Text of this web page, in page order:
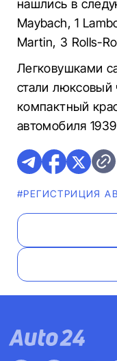
нашлись в
Maybach, 1
Martin, 3 Rolls-
Легковушками
стали люксовый
компактный
автомобиля
#РЕГИСТРИЦИЯ